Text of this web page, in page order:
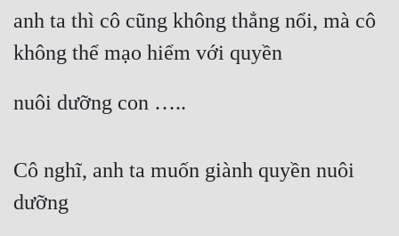
anh ta thì cô cũng không thẳng nổi, mà cô
không thể mạo hiểm với quyền
nuôi dưỡng con …..
Cô nghĩ, anh ta muốn giành quyền nuôi
dưỡng